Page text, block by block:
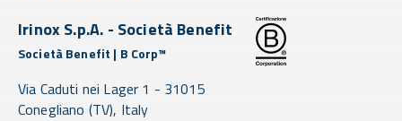
Irinox S.p.A. - Società Benefit
Società Benefit | B Corp™
Via Caduti nei Lager 1 - 31015
Conegliano (TV), Italy